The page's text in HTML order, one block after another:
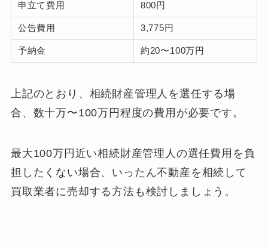
申立て費用 800円
公告費用 3,775円
予納金 約20〜100万円
上記のとおり、相続財産管理人を選任する場
合、数十万〜100万円程度の費用が必要です。
最大100万円近い相続財産管理人の選任費用を負
担したくない場合、いったん不動産を相続して
買取業者に売却する方法も検討しましょう。